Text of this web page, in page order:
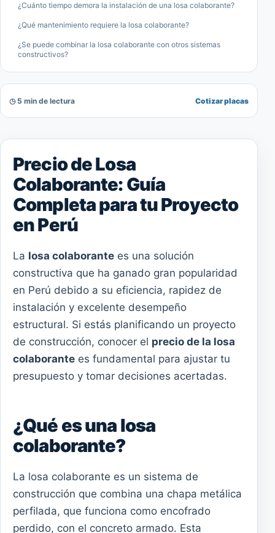
¿Cuánto tiempo demora la instalación de una losa colaborante?
¿Qué mantenimiento requiere la losa colaborante?
¿Se puede combinar la losa colaborante con otros sistemas
constructivos?
◷ 5 min de lectura Cotizar placas
Precio de Losa
Colaborante: Guía
Completa para tu Proyecto
en Perú
La losa colaborante es una solución
constructiva que ha ganado gran popularidad
en Perú debido a su eficiencia, rapidez de
instalación y excelente desempeño
estructural. Si estás planificando un proyecto
de construcción, conocer el precio de la losa
colaborante es fundamental para ajustar tu
presupuesto y tomar decisiones acertadas.
¿Qué es una losa
colaborante?
La losa colaborante es un sistema de
construcción que combina una chapa metálica
perfilada, que funciona como encofrado
perdido, con el concreto armado. Esta